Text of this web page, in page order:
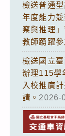
檢送普通
年度能力
察與推理
教師踴躍參
檢送國立
辦理115學
入校推廣
請。 2026-